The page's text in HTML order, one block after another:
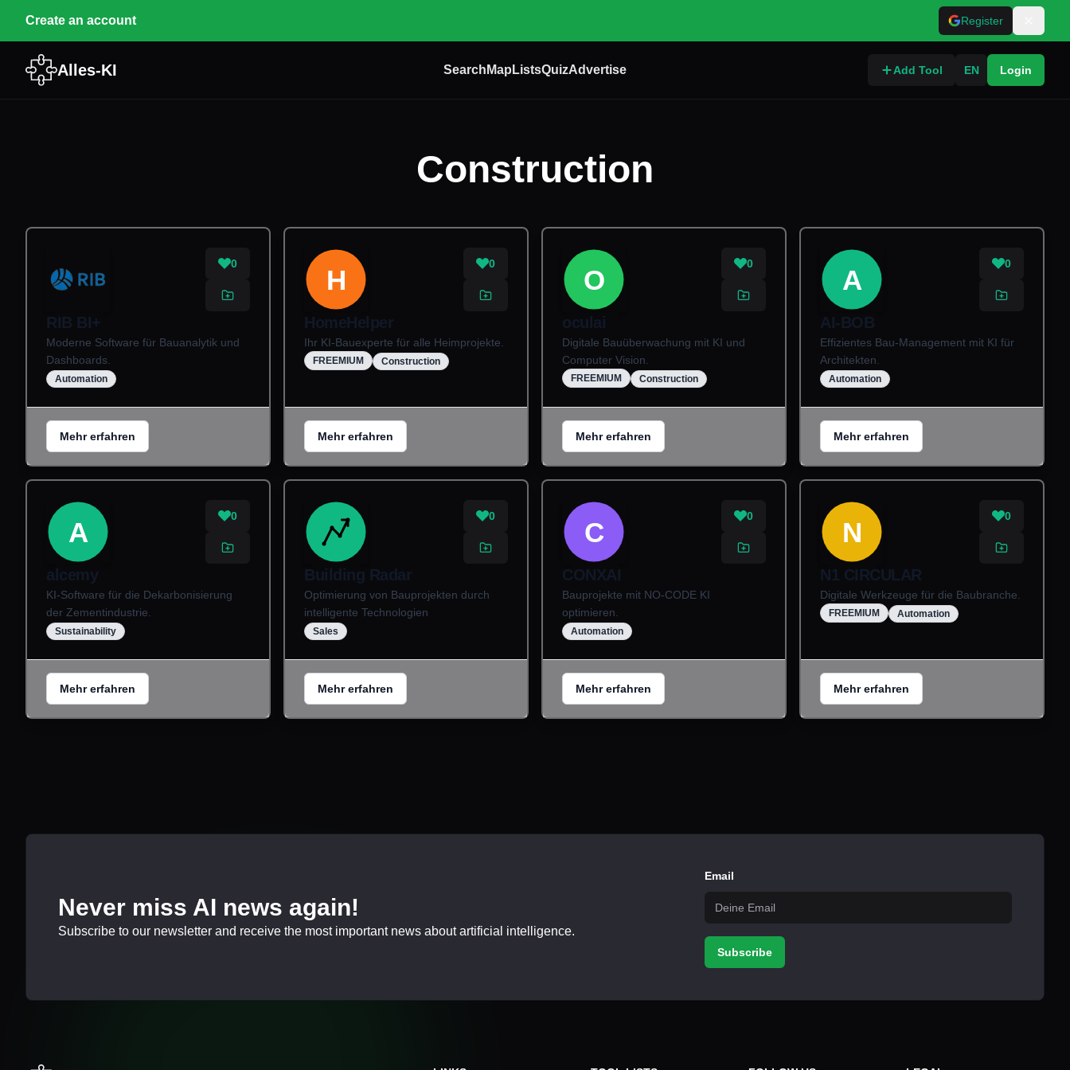
Create an account Register
Alles-KI Search Map ListsQuizAdvertise Add Tool EN Login
Construction
0
RIB BI+
Moderne Software für Bauanalytik und
Dashboards.
Automation
Mehr erfahren
H
0
HomeHelper
Ihr KI-Bauexperte für alle Heimprojekte.
FREEMIUM Construction
Mehr erfahren
O
0
oculai
Digitale Bauüberwachung mit KI und
Computer Vision.
FREEMIUM Construction
Mehr erfahren
A
0
AI-BOB
Effizientes Bau-Management mit KI für
Architekten.
Automation
Mehr erfahren
A
0
alcemy
KI-Software für die Dekarbonisierung
der Zementindustrie.
Sustainability
Mehr erfahren
0
Building Radar
Optimierung von Bauprojekten durch
intelligente Technologien
Sales
Mehr erfahren
C
0
CONXAI
Bauprojekte mit NO-CODE KI
optimieren.
Automation
Mehr erfahren
N
0
N1 CIRCULAR
Digitale Werkzeuge für die Baubranche.
FREEMIUM Automation
Mehr erfahren
Never miss AI news again!
Subscribe to our newsletter and receive the most important news about artificial intelligence.
Email
Subscribe